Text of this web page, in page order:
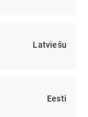
Latviešu
Eesti